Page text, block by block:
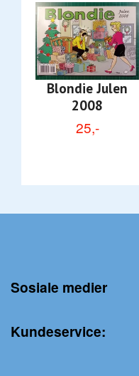
Blondie Julen
2008
25,-
Sosiale medier
Kundeservice: